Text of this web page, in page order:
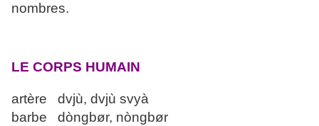
nombres.
LE CORPS HUMAIN
artère dvjù, dvjù svyà
barbe dòngbør, nòngbør